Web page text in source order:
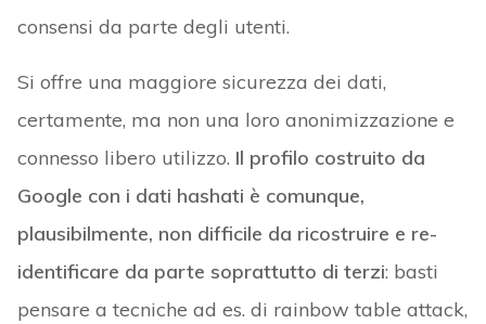
consensi da parte degli utenti.
Si offre una maggiore sicurezza dei dati,
certamente, ma non una loro anonimizzazione e
connesso libero utilizzo. Il profilo costruito da
Google con i dati hashati è comunque,
plausibilmente, non difficile da ricostruire e re-
identificare da parte soprattutto di terzi: basti
pensare a tecniche ad es. di rainbow table attack,